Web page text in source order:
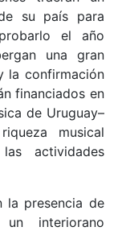
su país para
el año
una gran
la confirmación
financiados en
de Uruguay–
musical
actividades
la presencia de
interiorano